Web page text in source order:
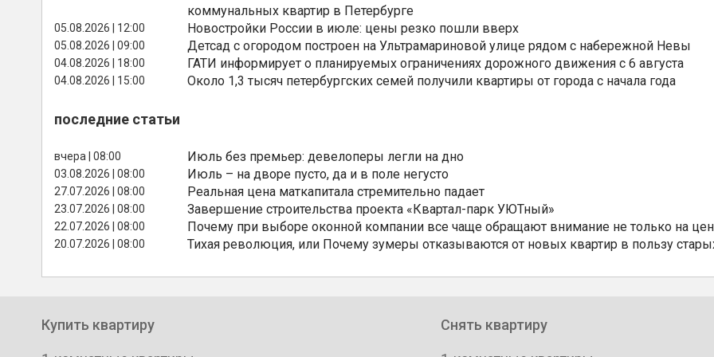
коммунальных квартир в Петербурге
05.08.2026 | 12:00 Новостройки России в июле: цены резко пошли вверх
05.08.2026 | 09:00 Детсад с огородом построен на Ультрамариновой улице рядом с набережной Невы
04.08.2026 | 18:00 ГАТИ информирует о планируемых ограничениях дорожного движения с 6 августа
04.08.2026 | 15:00 Около 1,3 тысяч петербургских семей получили квартиры от города с начала года
последние статьи
вчера | 08:00 Июль без премьер: девелоперы легли на дно
03.08.2026 | 08:00 Июль – на дворе пусто, да и в поле негусто
27.07.2026 | 08:00 Реальная цена маткапитала стремительно падает
23.07.2026 | 08:00 Завершение строительства проекта «Квартал-парк УЮТный»
22.07.2026 | 08:00 Почему при выборе оконной компании все чаще обращают внимание не только на
20.07.2026 | 08:00 Тихая революция, или Почему зумеры отказываются от новых квартир в пользу
Купить квартиру Снять квартиру